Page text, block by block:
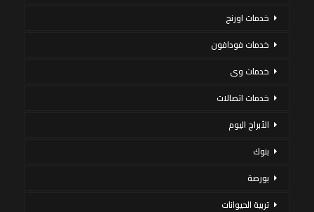
خدمات اورنج
خدمات فودافون
خدمات وى
خدمات اتصالات
الأبراج اليوم
بنوك
بورصة
تربية الحيوانات